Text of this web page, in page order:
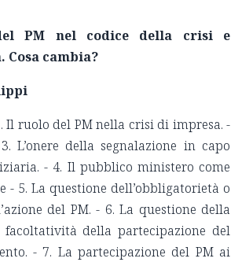
PM nel codice della crisi e
Cosa cambia?
Il ruolo del PM nella crisi di impresa. -
L’onere della segnalazione in capo
- 4. Il pubblico ministero come
- 5. La questione dell’obbligatorietà o
del PM. - 6. La questione della
della partecipazione del
- 7. La partecipazione del PM ai